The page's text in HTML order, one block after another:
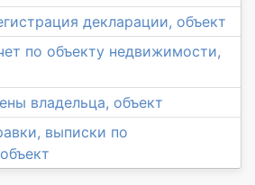
декларации, объект
по объекту недвижимости,
владельца, объект
выписки по